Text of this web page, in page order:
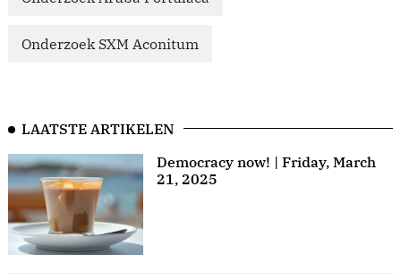
Onderzoek SXM Aconitum
LAATSTE ARTIKELEN
Democracy now! | Friday, March
21, 2025